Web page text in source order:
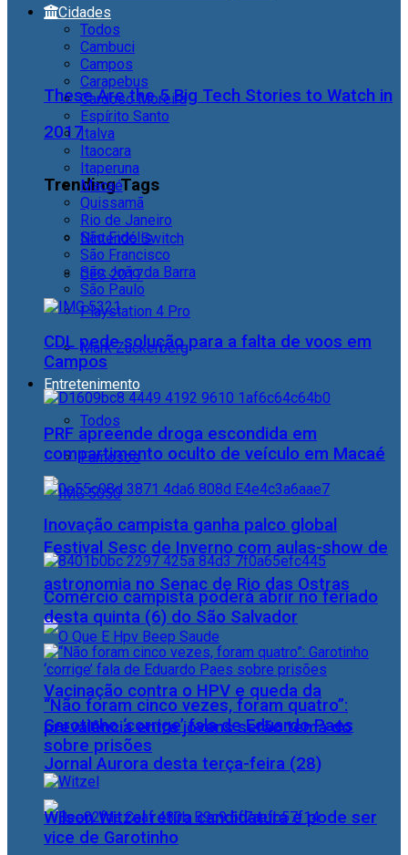
These Are the 5 Big Tech Stories to Watch in
2017
Trending Tags
Nintendo Switch
CES 2017
Playstation 4 Pro
Mark Zuckerberg
Entretenimento
Todos
Famosos
Festival Sesc de Inverno com aulas-show de
astronomia no Senac de Rio das Ostras
Vacinação contra o HPV e queda da
prevalência entre jovens serão tema do
Jornal Aurora desta terça-feira (28)
Cidades
Todos
Cambuci
Campos
Carapebus
Cardoso Moreira
Espírito Santo
Italva
Itaocara
Itaperuna
Macaé
Quissamã
Rio de Janeiro
São Fidélis
São Francisco
São João da Barra
São Paulo
CDL pede solução para a falta de voos em
Campos
PRF apreende droga escondida em
compartimento oculto de veículo em Macaé
Inovação campista ganha palco global
Comércio campista poderá abrir no feriado
desta quinta (6) do São Salvador
“Não foram cinco vezes, foram quatro”:
Garotinho ‘corrige’ fala de Eduardo Paes
sobre prisões
Wilson Witzel retira candidatura e pode ser
vice de Garotinho